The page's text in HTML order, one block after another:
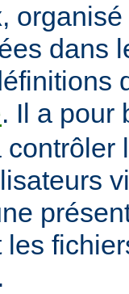
dans
. Il a pour
.